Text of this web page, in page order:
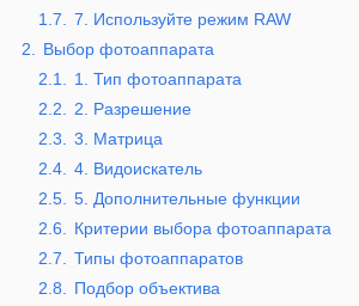
1.7.
7. Используйте режим RAW
2.
Выбор фотоаппарата
2.1.
1. Тип фотоаппарата
2.2.
2. Разрешение
2.3.
3. Матрица
2.4.
4. Видоискатель
2.5.
5. Дополнительные функции
2.6.
Критерии выбора фотоаппарата
2.7.
Типы фотоаппаратов
2.8.
Подбор объектива